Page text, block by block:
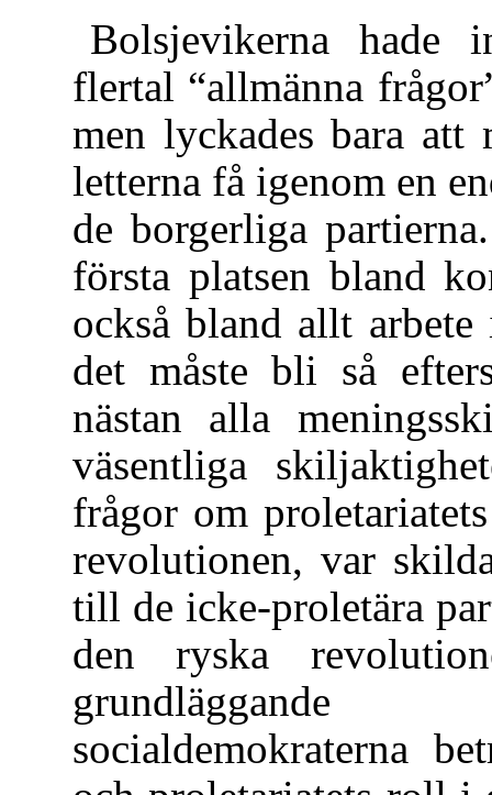
Bolsjevikerna hade
flertal “allmänna
men lyckades bara att
letterna få igenom en
de borgerliga
första platsen bland
också bland allt
det måste bli så
nästan alla
väsentliga
frågor om
revolutionen, var
till de icke-proletära
den ryska
socialdemokraterna